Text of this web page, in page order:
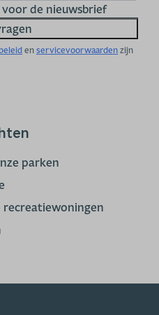
de nieuwsbrief
enservicevoorwaardenzijn
parken